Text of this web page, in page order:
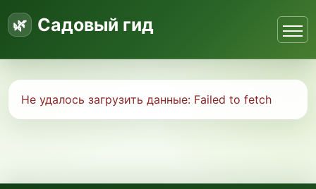
Садовый гид
Не удалось загрузить данные: Failed to fetch